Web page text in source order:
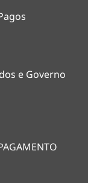
e Governo